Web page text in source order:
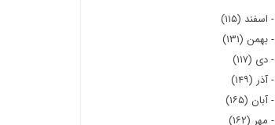
- اسفند (۱۱۵)
-بهمن (۱۳۱)
-دی (۱۱۷)
-آذر (۱۴۹)
-آبان (۱۶۵)
- مهر (۱۶۲)